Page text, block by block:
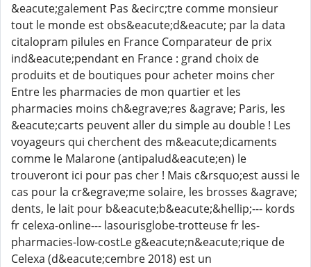
&eacute;galement Pas &ecirc;tre comme monsieur
tout le monde est obs&eacute;d&eacute; par la data
citalopram pilules en France Comparateur de prix
ind&eacute;pendant en France : grand choix de
produits et de boutiques pour acheter moins cher
Entre les pharmacies de mon quartier et les
pharmacies moins ch&egrave;res &agrave; Paris, les
&eacute;carts peuvent aller du simple au double ! Les
voyageurs qui cherchent des m&eacute;dicaments
comme le Malarone (antipalud&eacute;en) le
trouveront ici pour pas cher ! Mais c&rsquo;est aussi le
cas pour la cr&egrave;me solaire, les brosses &agrave;
dents, le lait pour b&eacute;b&eacute;&hellip;--- kords
fr celexa-online--- lasourisglobe-trotteuse fr les-
pharmacies-low-costLe g&eacute;n&eacute;rique de
Celexa (d&eacute;cembre 2018) est un